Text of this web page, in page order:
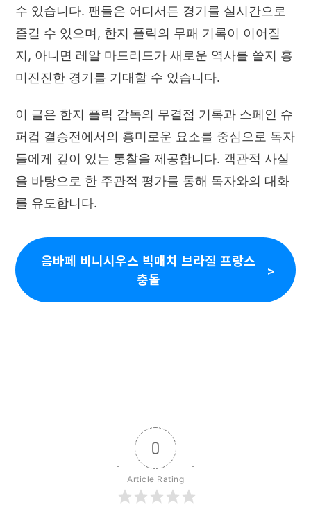
수 있습니다. 팬들은 어디서든 경기를 실시간으로
즐길 수 있으며, 한지 플릭의 무패 기록이 이어질
지, 아니면 레알 마드리드가 새로운 역사를 쓸지 흥
미진진한 경기를 기대할 수 있습니다.
이 글은 한지 플릭 감독의 무결점 기록과 스페인 슈
퍼컵 결승전에서의 흥미로운 요소를 중심으로 독자
들에게 깊이 있는 통찰을 제공합니다. 객관적 사실
을 바탕으로 한 주관적 평가를 통해 독자와의 대화
를 유도합니다.
음바페 비니시우스 빅매치 브라질 프랑스
충돌
0
Article Rating